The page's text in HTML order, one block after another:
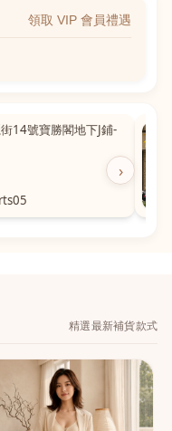
領取 VIP 會員禮遇
›
14號寶勝閣地下J鋪-
精選最新補貨款式